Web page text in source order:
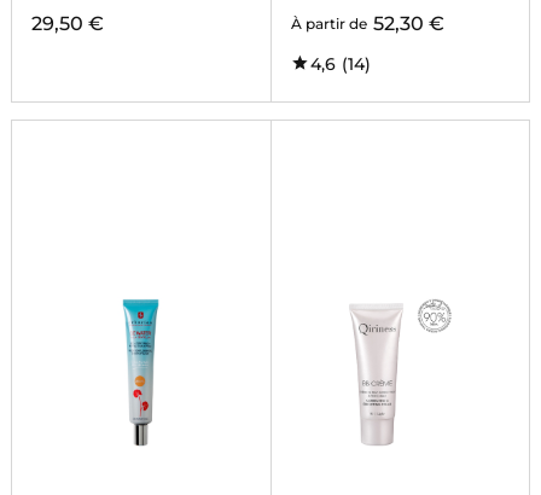
29,50 € À partir de 52,30 €
4,6 (14)